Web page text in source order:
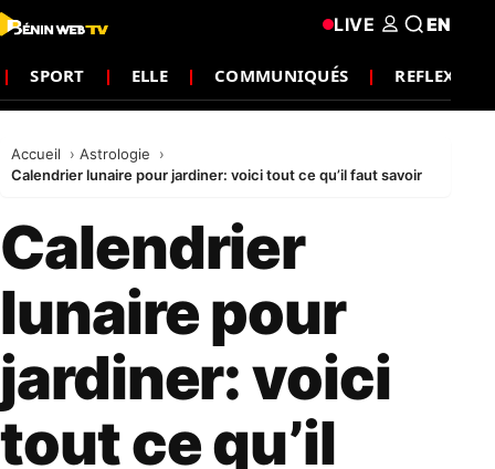
SPORT ELLE COMMUNIQUÉS REFLEXION
LIVE EN
Accueil
Astrologie
Calendrier lunaire pour jardiner: voici tout ce qu’il faut savoir
Calendrier
lunaire pour
jardiner: voici
tout ce qu’il